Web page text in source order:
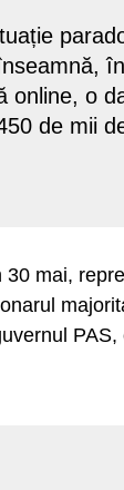
online, o
de mii
mai,